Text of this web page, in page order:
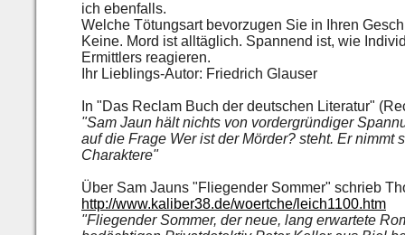
ich ebenfalls.
Welche Tötungsart bevorzugen Sie in Ihren
Keine. Mord ist alltäglich. Spannend ist, wie
Ermittlers reagieren.
Ihr Lieblings-Autor: Friedrich Glauser
In "Das Reclam Buch der deutschen Literatur"
"Sam Jaun hält nichts von vordergründiger
auf die Frage Wer ist der Mörder? steht. Er
Charaktere"
Über Sam Jauns "Fliegender Sommer" schrieb
http://www.kaliber38.de/woertche/leich1100.htm
"Fliegender Sommer, der neue, lang erwartete